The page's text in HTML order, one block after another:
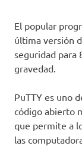
El popular
última versión
seguridad para
gravedad.
PuTTY es uno
código abierto
que permite a
las